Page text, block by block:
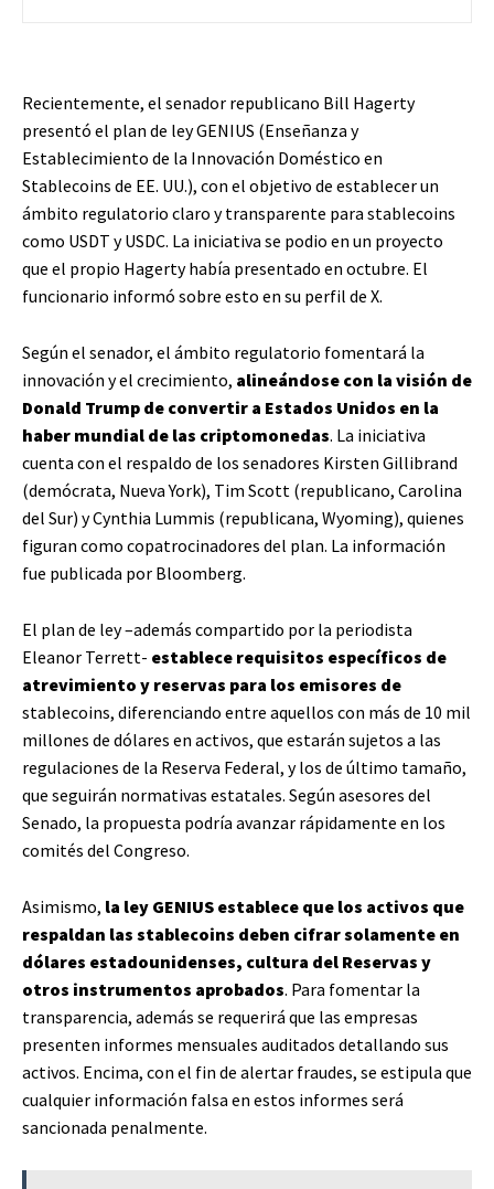
Recientemente, el senador republicano Bill Hagerty
presentó el plan de ley GENIUS (Enseñanza y
Establecimiento de la Innovación Doméstico en
Stablecoins de EE. UU.), con el objetivo de establecer un
ámbito regulatorio claro y transparente para stablecoins
como USDT y USDC. La iniciativa se podio en un proyecto
que el propio Hagerty había presentado en octubre. El
funcionario informó sobre esto en su perfil de X.
Según el senador, el ámbito regulatorio fomentará la
innovación y el crecimiento, alineándose con la visión de
Donald Trump de convertir a Estados Unidos en la
haber mundial de las criptomonedas. La iniciativa
cuenta con el respaldo de los senadores Kirsten Gillibrand
(demócrata, Nueva York), Tim Scott (republicano, Carolina
del Sur) y Cynthia Lummis (republicana, Wyoming), quienes
figuran como copatrocinadores del plan. La información
fue publicada por Bloomberg.
El plan de ley –además compartido por la periodista
Eleanor Terrett- establece requisitos específicos de
atrevimiento y reservas para los emisores de
stablecoins, diferenciando entre aquellos con más de 10 mil
millones de dólares en activos, que estarán sujetos a las
regulaciones de la Reserva Federal, y los de último tamaño,
que seguirán normativas estatales. Según asesores del
Senado, la propuesta podría avanzar rápidamente en los
comités del Congreso.
Asimismo, la ley GENIUS establece que los activos que
respaldan las stablecoins deben cifrar solamente en
dólares estadounidenses, cultura del Reservas y
otros instrumentos aprobados. Para fomentar la
transparencia, además se requerirá que las empresas
presenten informes mensuales auditados detallando sus
activos. Encima, con el fin de alertar fraudes, se estipula que
cualquier información falsa en estos informes será
sancionada penalmente.